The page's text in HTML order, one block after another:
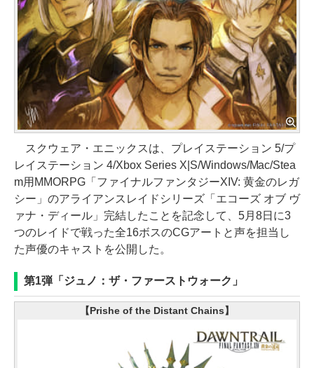
スクウェア・エニックスは、プレイステーション 5/プ
レイステーション 4/Xbox Series X|S/Windows/Mac/Stea
m用MMORPG「ファイナルファンタジーXIV: 黄金のレガ
シー」のアライアンスレイドシリーズ「エコーズ オブ ヴ
ァナ・ディール」完結したことを記念して、5月8日に3
つのレイドで戦った全16ボスのCGアートと声を担当し
た声優のキャストを公開した。
第1弾「ジュノ：ザ・ファーストウォーク」
【Prishe of the Distant Chains】